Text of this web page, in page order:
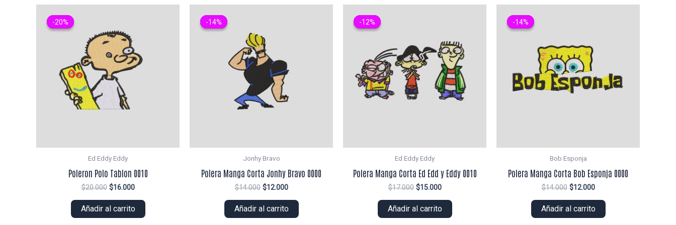
-20%
-20%
Ed Eddy Eddy
Poleron Polo Tablon 0010
$20.000 El
original
era:
$16.000El
actual
es:
Añadir al carrito
-14%
-14%
Jonhy Bravo
Polera Manga Corta Jonhy Bravo 0000
$14.000 El
original
era:
$12.000El
actual
es:
Añadir al carrito
-12%
-12%
Ed Eddy Eddy
Polera Manga Corta Ed Edd y Eddy 0010
$17.000 El
original
era:
$15.000El
actual
es:
Añadir al carrito
-14%
-14%
Bob Esponja
Polera Manga Corta Bob Esponja 0000
$14.000 El
original
era:
$12.000El
actual
es:
Añadir al carrito